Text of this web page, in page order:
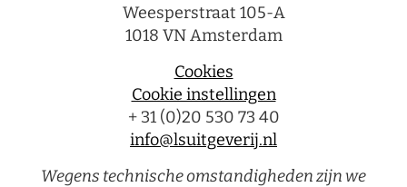
Weesperstraat 105-A
1018 VN Amsterdam
Cookies
Cookie instellingen
+ 31 (0)20 530 73 40
info@lsuitgeverij.nl
Wegens technische omstandigheden zijn we